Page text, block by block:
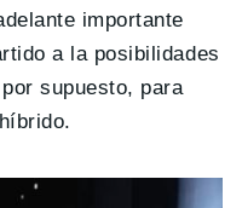
importante
a la posibilidades
supuesto, para